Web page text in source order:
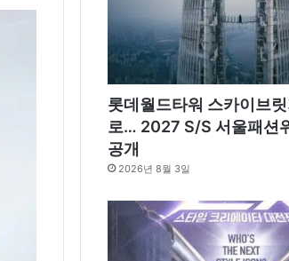
롯데월드타워 스카이브릿
로… 2027 S/S 서울패션
공개
2026년 8월 3일